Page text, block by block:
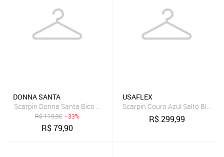
DONNA SANTA
Scarpin Donna Santa Bico Redondo Boneca Vermelho
R$119,90 - 33%
R$79,90
USAFLEX
Scarpin Couro Azul Salto Bloco
R$299,99